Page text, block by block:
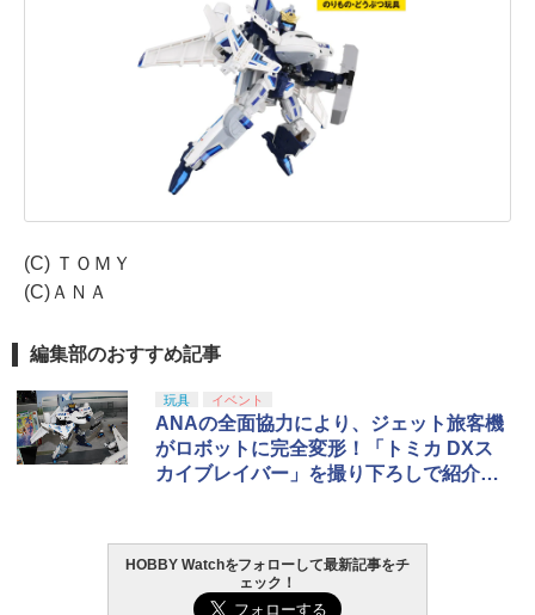
(C) ＴＯＭＹ
(C)ＡＮＡ
編集部のおすすめ記事
玩具 イベント
ANAの全面協力により、ジェット旅客機
がロボットに完全変形！「トミカ DXス
カイブレイバー」を撮り下ろしで紹介
HOBBY Watchをフォローして最新記事をチ
ェック！